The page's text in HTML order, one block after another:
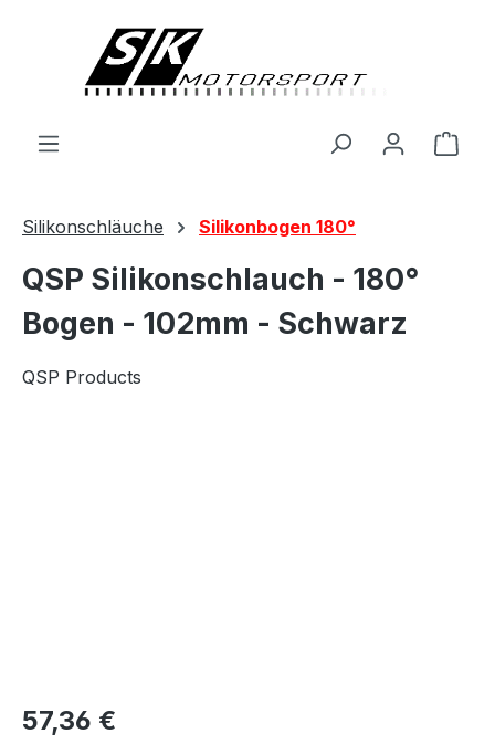
Silikonschläuche Silikonbogen 180°
QSP Silikonschlauch - 180°
Bogen - 102mm - Schwarz
QSP Products
57,36 €